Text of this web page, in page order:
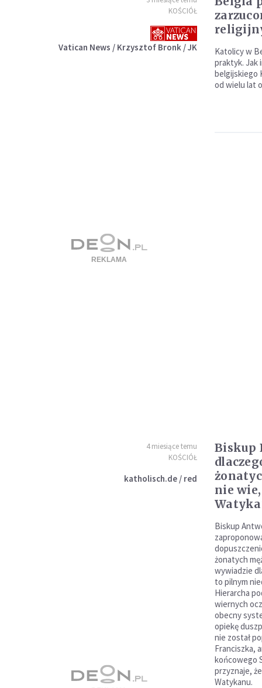
KOŚCIÓŁ
Vatican News / Krzysztof Bronk / JK
Katolicy w
praktyk. Jak
belgijskiego
od wielu lat
4 miesiące temu
KOŚCIÓŁ
katholisch.de / red
Biskup
nie
Biskup
żonatych
wywiadzie
to pilnym
Hierarcha
wiernych
obecny
opiekę
nie został
Franciszka,
końcowego
przyznaje,
Watykanu.